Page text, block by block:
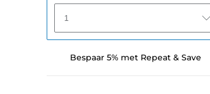
1
Bespaar 5% met Repeat & Save